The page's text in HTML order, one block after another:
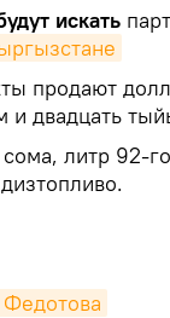
искать
продают
и двадцать
литр 92-